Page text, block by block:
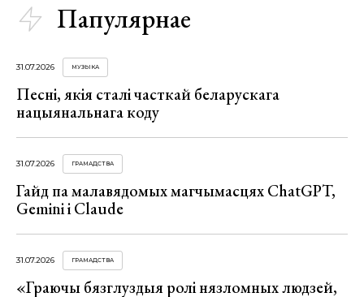
Папулярнае
31.07.2026 МУЗЫКА
Песні, якія сталі часткай беларускага
нацыянальнага коду
31.07.2026 ГРАМАДСТВА
Гайд па малавядомых магчымасцях ChatGPT,
Gemini і Claude
31.07.2026 ГРАМАДСТВА
«Граючы бязглуздыя ролі нязломных людзей,